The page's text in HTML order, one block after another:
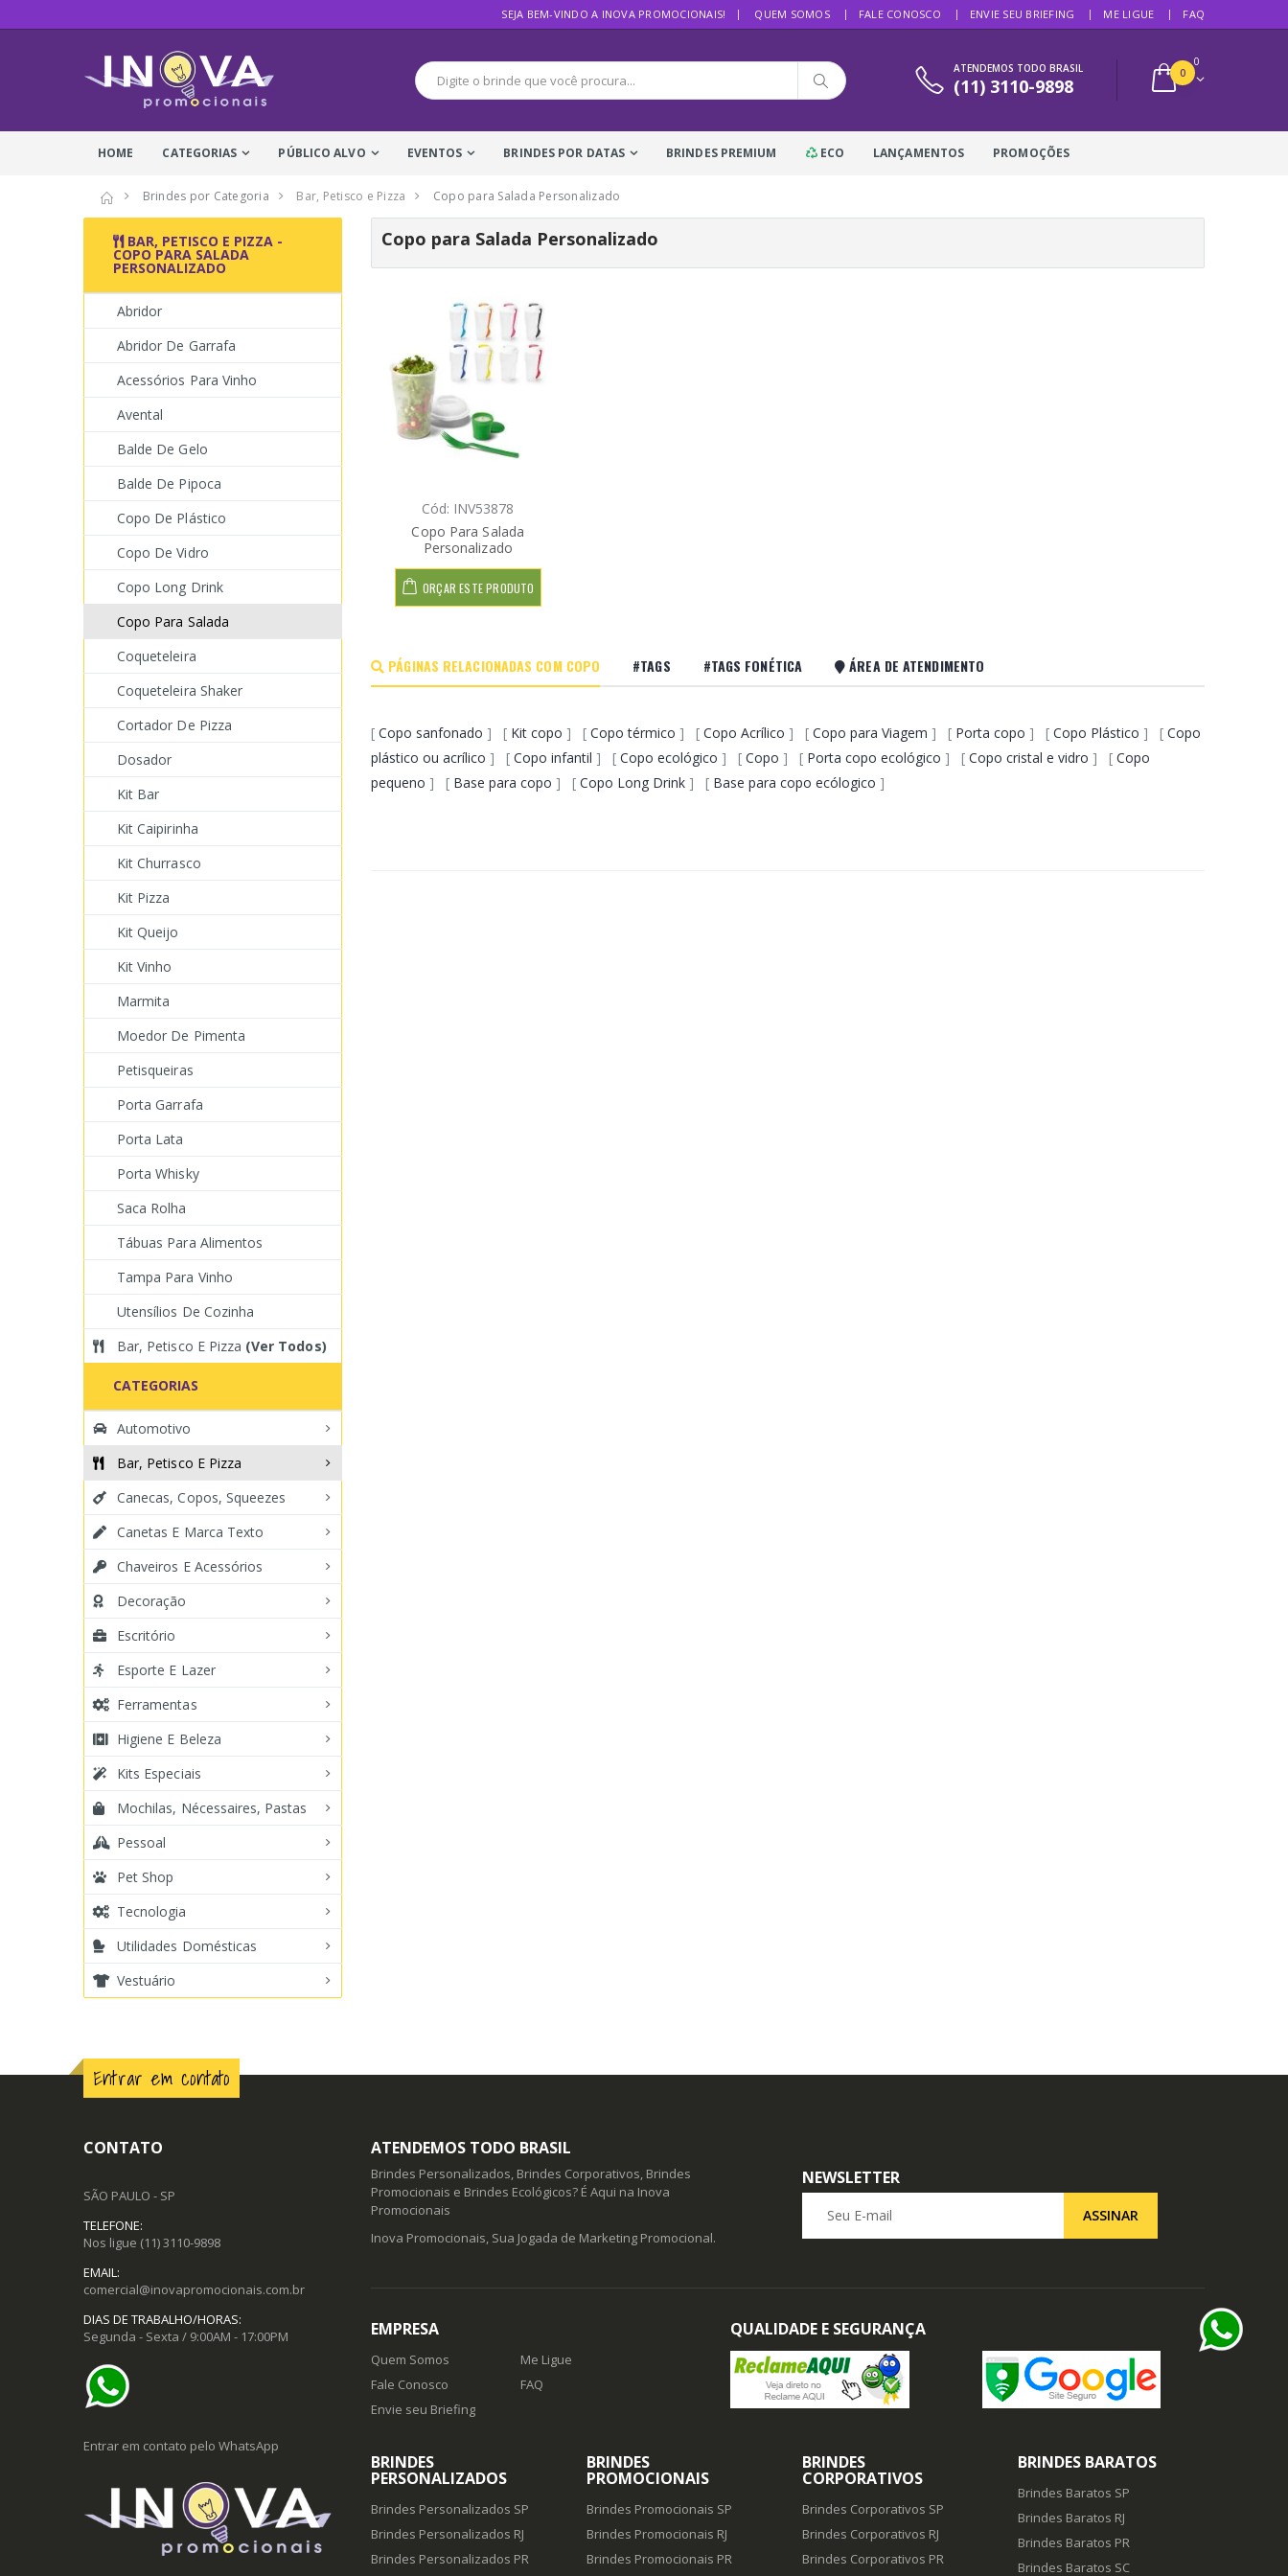
SEJA BEM-VINDO A INOVA PROMOCIONAIS! QUEM SOMOS FALE CONOSCO ENVIE SEU BRIEFING ME LIGUE FAQ
ATENDEMOS TODO BRASIL
(11) 3110-9898
0
0
HOME CATEGORIAS PÚBLICO ALVO EVENTOS BRINDES POR DATAS BRINDES PREMIUM ECO LANÇAMENTOS PROMOÇÕES
Brindes por Categoria Bar, Petisco e Pizza Copo para Salada Personalizado
Copo para Salada Personalizado
Cód: INV53878
Copo Para Salada
Personalizado
ORÇAR ESTE PRODUTO
PÁGINAS RELACIONADAS COM COPO #TAGS #TAGS FONÉTICA ÁREA DE ATENDIMENTO
[ Copo sanfonado ] [ Kit copo ] [ Copo térmico ] [ Copo Acrílico ] [ Copo para Viagem ] [ Porta copo ] [ Copo Plástico ] [ Copo
plástico ou acrílico ] [ Copo infantil ] [ Copo ecológico ] [ Copo ] [ Porta copo ecológico ] [ Copo cristal e vidro ] [ Copo
pequeno ] [ Base para copo ] [ Copo Long Drink ] [ Base para copo ecólogico ]
BAR, PETISCO E PIZZA -
COPO PARA SALADA
PERSONALIZADO
Abridor
Abridor De Garrafa
Acessórios Para Vinho
Avental
Balde De Gelo
Balde De Pipoca
Copo De Plástico
Copo De Vidro
Copo Long Drink
Copo Para Salada
Coqueteleira
Coqueteleira Shaker
Cortador De Pizza
Dosador
Kit Bar
Kit Caipirinha
Kit Churrasco
Kit Pizza
Kit Queijo
Kit Vinho
Marmita
Moedor De Pimenta
Petisqueiras
Porta Garrafa
Porta Lata
Porta Whisky
Saca Rolha
Tábuas Para Alimentos
Tampa Para Vinho
Utensílios De Cozinha
Bar, Petisco E Pizza (Ver Todos)
CATEGORIAS
Automotivo
Bar, Petisco E Pizza
Canecas, Copos, Squeezes
Canetas E Marca Texto
Chaveiros E Acessórios
Decoração
Escritório
Esporte E Lazer
Ferramentas
Higiene E Beleza
Kits Especiais
Mochilas, Nécessaires, Pastas
Pessoal
Pet Shop
Tecnologia
Utilidades Domésticas
Vestuário
Entrar em contato
CONTATO
SÃO PAULO - SP
TELEFONE:
Nos ligue (11) 3110-9898
EMAIL:
comercial@inovapromocionais.com.br
DIAS DE TRABALHO/HORAS:
Segunda - Sexta / 9:00AM - 17:00PM
Entrar em contato pelo WhatsApp
ATENDEMOS TODO BRASIL
Brindes Personalizados, Brindes Corporativos, Brindes
Promocionais e Brindes Ecológicos? É Aqui na Inova
Promocionais
Inova Promocionais, Sua Jogada de Marketing Promocional.
NEWSLETTER
ASSINAR
EMPRESA
Quem Somos
Fale Conosco
Envie seu Briefing
Me Ligue
FAQ
QUALIDADE E SEGURANÇA
BRINDES
PERSONALIZADOS
Brindes Personalizados SP
Brindes Personalizados RJ
Brindes Personalizados PR
BRINDES
PROMOCIONAIS
Brindes Promocionais SP
Brindes Promocionais RJ
Brindes Promocionais PR
BRINDES
CORPORATIVOS
Brindes Corporativos SP
Brindes Corporativos RJ
Brindes Corporativos PR
BRINDES BARATOS
Brindes Baratos SP
Brindes Baratos RJ
Brindes Baratos PR
Brindes Baratos SC